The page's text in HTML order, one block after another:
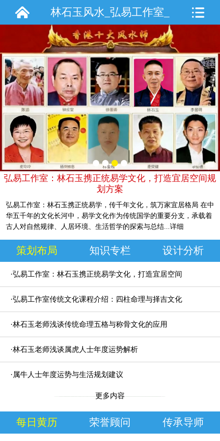
林石玉风水_弘易工作室_
手机站
弘易工作室：林石玉携正统易学文化，打造宜居空间规
划方案
弘易工作室：林石玉携正统易学，传千年文化，筑万家宜居格局 在中
华五千年的文化长河中，易学文化作为传统国学的重要分支，承载着
古人对自然规律、人居环境、生活哲学的探索与总结...详细
策划布局 知识专栏 设计分析
·弘易工作室：林石玉携正统易学文化，打造宜居空间
规划方案
·弘易工作室传统文化课程介绍：四柱命理与择吉文化
研究
·林石玉老师浅谈传统命理五格与称骨文化的应用
·林石玉老师浅谈属虎人士年度运势解析
·属牛人士年度运势与生活规划建议
更多内容
每日黄历 荣誉顾问
传承导师